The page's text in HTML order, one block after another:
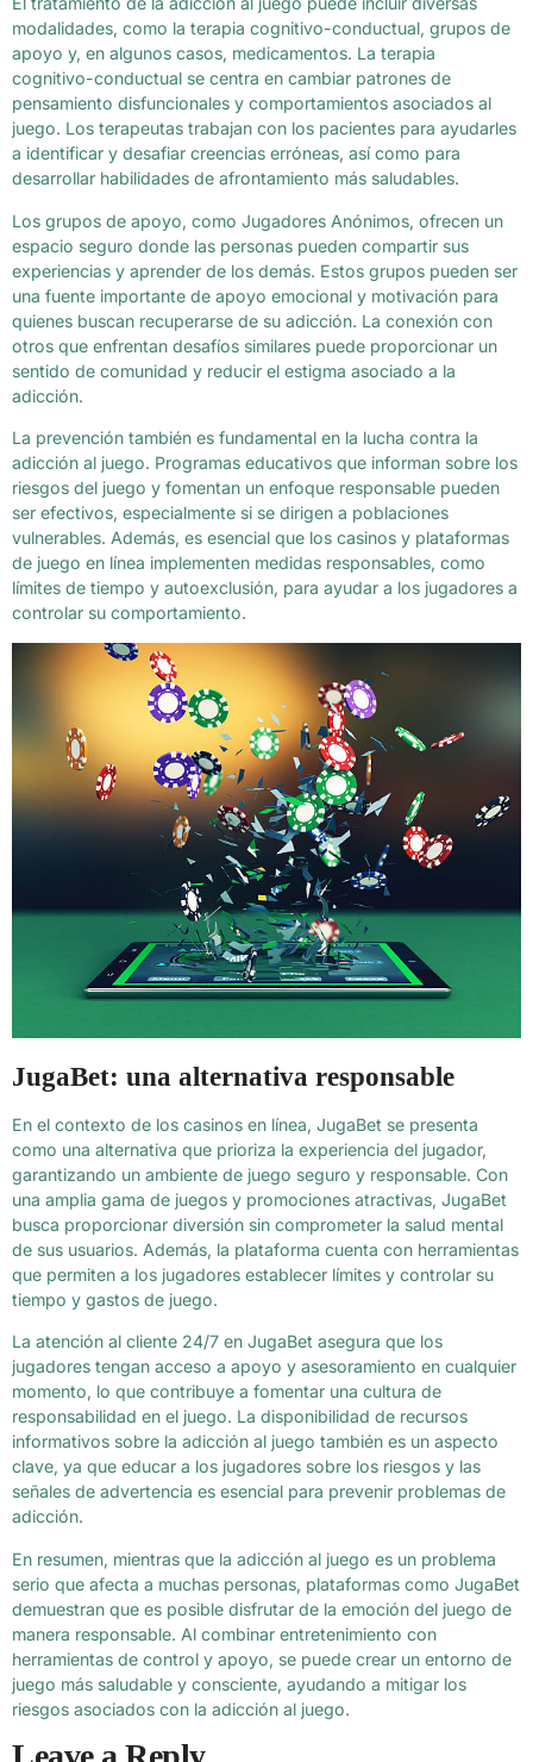
modalidades, como la terapia cognitivo-conductual, grupos de
apoyo y, en algunos casos, medicamentos. La terapia
cognitivo-conductual se centra en cambiar patrones de
pensamiento disfuncionales y comportamientos asociados al
juego. Los terapeutas trabajan con los pacientes para ayudarles
a identificar y desafiar creencias erróneas, así como para
desarrollar habilidades de afrontamiento más saludables.
Los grupos de apoyo, como Jugadores Anónimos, ofrecen un
espacio seguro donde las personas pueden compartir sus
experiencias y aprender de los demás. Estos grupos pueden ser
una fuente importante de apoyo emocional y motivación para
quienes buscan recuperarse de su adicción. La conexión con
otros que enfrentan desafíos similares puede proporcionar un
sentido de comunidad y reducir el estigma asociado a la
adicción.
La prevención también es fundamental en la lucha contra la
adicción al juego. Programas educativos que informan sobre los
riesgos del juego y fomentan un enfoque responsable pueden
ser efectivos, especialmente si se dirigen a poblaciones
vulnerables. Además, es esencial que los casinos y plataformas
de juego en línea implementen medidas responsables, como
límites de tiempo y autoexclusión, para ayudar a los jugadores a
controlar su comportamiento.
JugaBet: una alternativa responsable
En el contexto de los casinos en línea, JugaBet se presenta
como una alternativa que prioriza la experiencia del jugador,
garantizando un ambiente de juego seguro y responsable. Con
una amplia gama de juegos y promociones atractivas, JugaBet
busca proporcionar diversión sin comprometer la salud mental
de sus usuarios. Además, la plataforma cuenta con herramientas
que permiten a los jugadores establecer límites y controlar su
tiempo y gastos de juego.
La atención al cliente 24/7 en JugaBet asegura que los
jugadores tengan acceso a apoyo y asesoramiento en cualquier
momento, lo que contribuye a fomentar una cultura de
responsabilidad en el juego. La disponibilidad de recursos
informativos sobre la adicción al juego también es un aspecto
clave, ya que educar a los jugadores sobre los riesgos y las
señales de advertencia es esencial para prevenir problemas de
adicción.
En resumen, mientras que la adicción al juego es un problema
serio que afecta a muchas personas, plataformas como JugaBet
demuestran que es posible disfrutar de la emoción del juego de
manera responsable. Al combinar entretenimiento con
herramientas de control y apoyo, se puede crear un entorno de
juego más saludable y consciente, ayudando a mitigar los
riesgos asociados con la adicción al juego.